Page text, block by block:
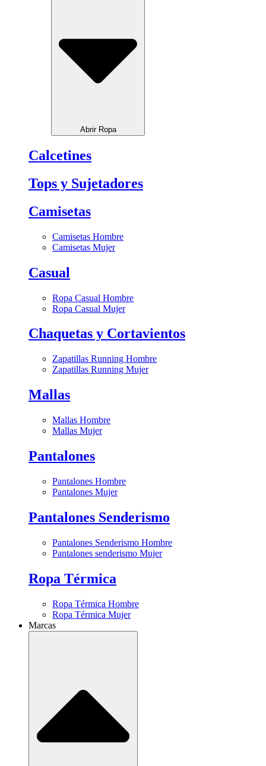
Abrir Ropa
Calcetines
Tops y Sujetadores
Camisetas
Camisetas Hombre
Camisetas Mujer
Casual
Ropa Casual Hombre
Ropa Casual Mujer
Chaquetas y Cortavientos
Zapatillas Running Hombre
Zapatillas Running Mujer
Mallas
Mallas Hombre
Mallas Mujer
Pantalones
Pantalones Hombre
Pantalones Mujer
Pantalones Senderismo
Pantalones Senderismo Hombre
Pantalones senderismo Mujer
Ropa Térmica
Ropa Térmica Hombre
Ropa Térmica Mujer
Marcas